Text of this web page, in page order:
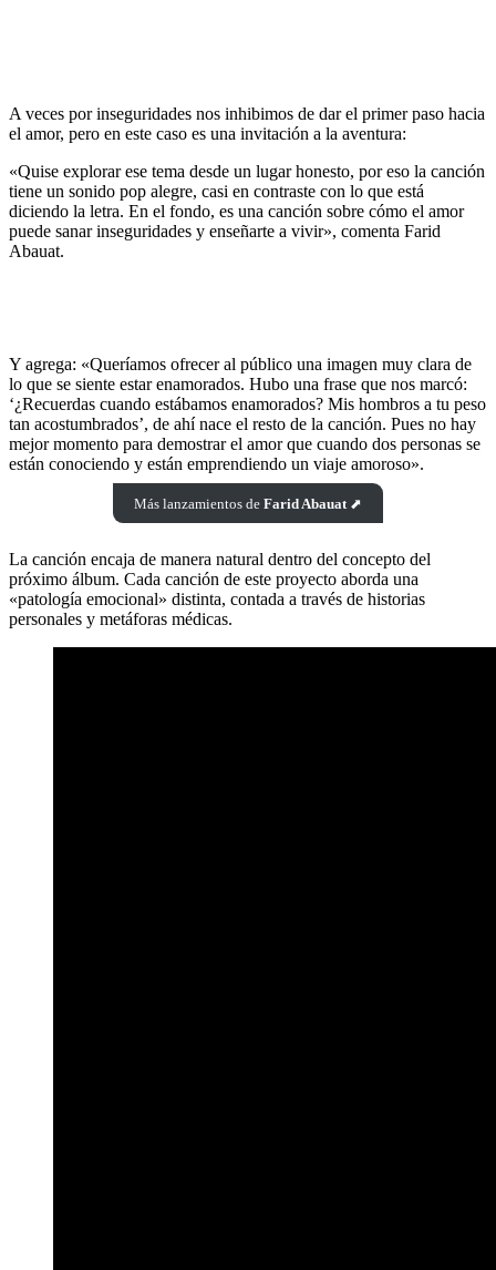
A veces por inseguridades nos inhibimos de dar el primer paso hacia
el amor, pero en este caso es una invitación a la aventura:
«Quise explorar ese tema desde un lugar honesto, por eso la canción
tiene un sonido pop alegre, casi en contraste con lo que está
diciendo la letra. En el fondo, es una canción sobre cómo el amor
puede sanar inseguridades y enseñarte a vivir», comenta Farid
Abauat.
Y agrega: «Queríamos ofrecer al público una imagen muy clara de
lo que se siente estar enamorados. Hubo una frase que nos marcó:
‘¿Recuerdas cuando estábamos enamorados? Mis hombros a tu peso
tan acostumbrados’, de ahí nace el resto de la canción. Pues no hay
mejor momento para demostrar el amor que cuando dos personas se
están conociendo y están emprendiendo un viaje amoroso».
Más lanzamientos de Farid Abauat ⬈
La canción encaja de manera natural dentro del concepto del
próximo álbum. Cada canción de este proyecto aborda una
«patología emocional» distinta, contada a través de historias
personales y metáforas médicas.